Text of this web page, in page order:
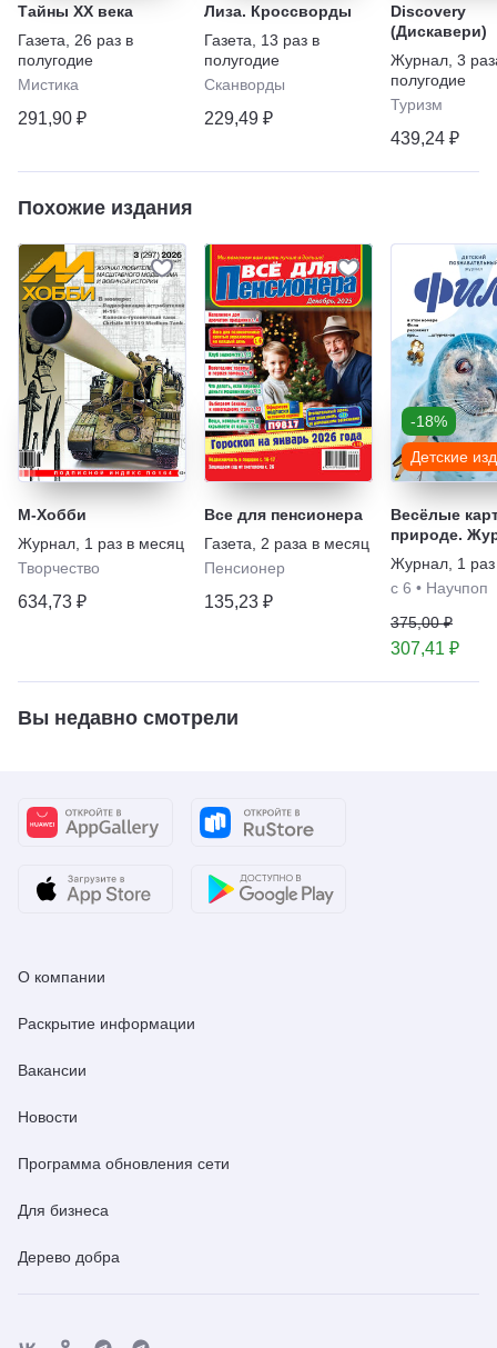
Тайны XX века
Газета
26 раз в
полугодие
Мистика
291,90 ₽
Лиза. Кроссворды
Газета
13 раз в
полугодие
Сканворды
229,49 ₽
Discovery
(Дискавери)
Журнал 3
полугодие
Туризм
439,24 ₽
Похожие издания
М-Хобби
Журнал 1 раз в месяц
Творчество
634,73 ₽
Все для пенсионера
Газета
2 раза в месяц
Пенсионер
135,23 ₽
-18%
Детские
Весёлые
природе.
для детей
Журнал 1
с 6 • Научпоп
375,00 ₽
307,41 ₽
Вы недавно смотрели
О компании
Раскрытие информации
Вакансии
Новости
Программа обновления сети
Для бизнеса
Дерево добра